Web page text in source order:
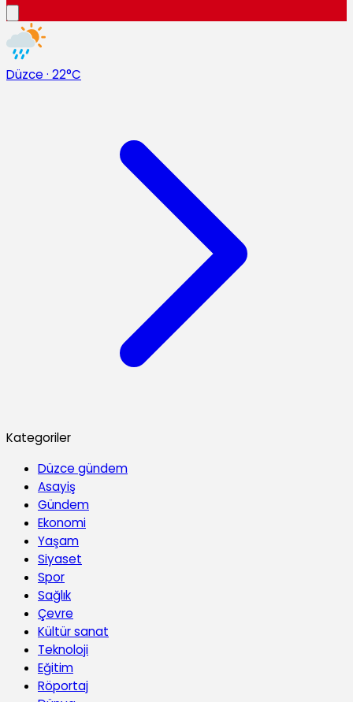
Düzce · 22°C
Kategoriler
Düzce gündem
Asayiş
Gündem
Ekonomi
Yaşam
Siyaset
Spor
Sağlık
Çevre
Kültür sanat
Teknoloji
Eğitim
Röportaj